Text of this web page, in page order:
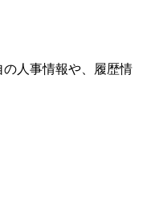
人事情報や、履歴情